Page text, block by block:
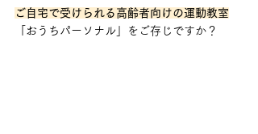
ご自宅で受けられる高齢者向けの運動教室
「おうちパーソナル」をご存じですか？